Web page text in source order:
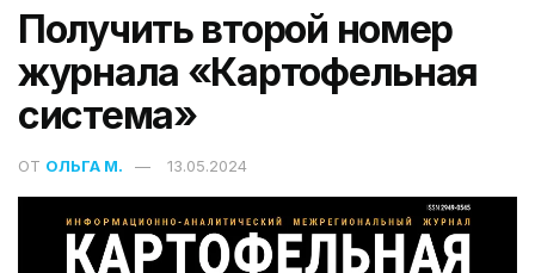
Получить второй номер
журнала «Картофельная
система»
ОТ ОЛЬГА М. 13.05.2024